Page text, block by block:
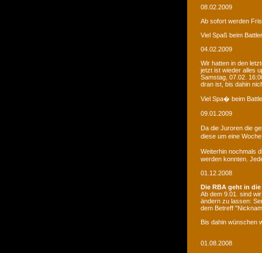
08.02.2009
Ab sofort werden
Viel Spaß beim
04.02.2009
Wir hatten in den
jetzt ist wieder alles
Samstag, 07.02.
dran ist, bis dahin
Viel Spa� beim
09.01.2009
Da die Juroren die
diese um eine
Weiterhin nochmals
werden konnten.
01.12.2008
Die RBA geht in
Ab dem 9.01. sind
ändern zu lassen:
dem Betreff
Bis dahin wünschen
01.08.2008